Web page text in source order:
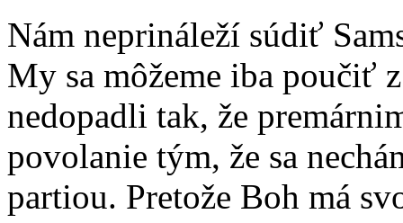
Nám neprináleží súdiť
My sa môžeme iba poučiť
nedopadli tak, že
povolanie tým, že sa
partiou. Pretože Boh má